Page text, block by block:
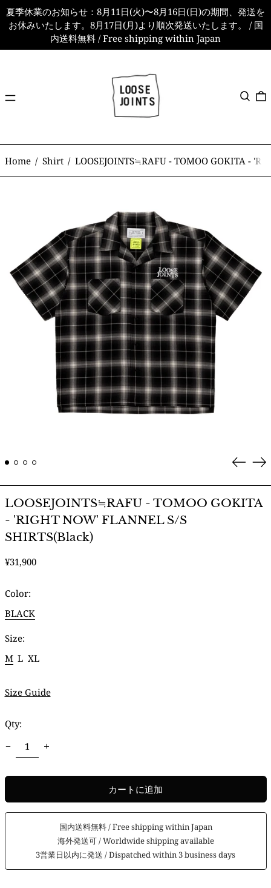
夏季休業のお知らせ：8月11日(火)〜8月16日(日)の期間、発送を
お休みいたします。8月17日(月)より順次発送いたします。 / 国
内送料無料 / Free shipping within Japan
メ
検索
Home / Shirt / LOOSEJOINTS≒RAFU - TOMOO GOKITA -
Prev
LOOSEJOINTS≒RAFU - TOMOO GOKITA
- 'RIGHT NOW' FLANNEL S/S
SHIRTS(Black)
通
価
格
¥31,900
Color:
BLACK
Size:
M L XL
Size Guide
Qty:
カートに追加
国内送料無料 / Free shipping within Japan
海外発送可 / Worldwide shipping available
3営業日以内に発送 / Dispatched within 3 business days